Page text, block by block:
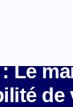
Le
de